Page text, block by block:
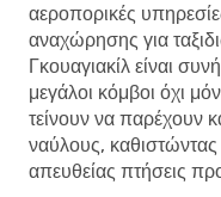
αεροπορικές
αναχώρησης για
Γκουαγιακίλ είναι
μεγάλοι κόμβοι όχι
τείνουν να παρέχουν
ναύλους, καθιστώντας
απευθείας πτήσεις